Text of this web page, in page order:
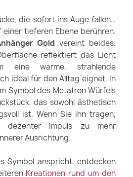
die sofort ins Auge fallen…
tieferen Ebene berühren.
Gold vereint beides.
reflektiert das Licht
eine warme, strahlende
ideal für den Alltag eignet. In
Symbol des Metatron Würfels
das sowohl ästhetisch
ist. Wenn Sie ihn tragen,
dezenter Impuls zu mehr
Ausrichtung.
Symbol anspricht, entdecken
Kreationen rund um den